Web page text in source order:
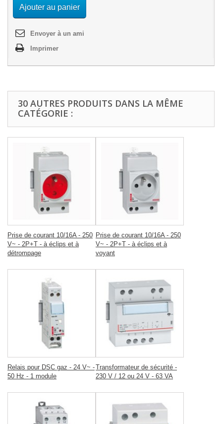
Ajouter au panier
Envoyer à un ami
Imprimer
30 AUTRES PRODUITS DANS LA MÊME
CATÉGORIE :
Prise de courant 10/16A - 250
V~ - 2P+T - à éclips et à
détrompage
Prise de courant 10/16A - 250
V~ - 2P+T - à éclips et à
voyant
Relais pour DSC gaz - 24 V~ -
50 Hz - 1 module
Transformateur de sécurité -
230 V / 12 ou 24 V - 63 VA